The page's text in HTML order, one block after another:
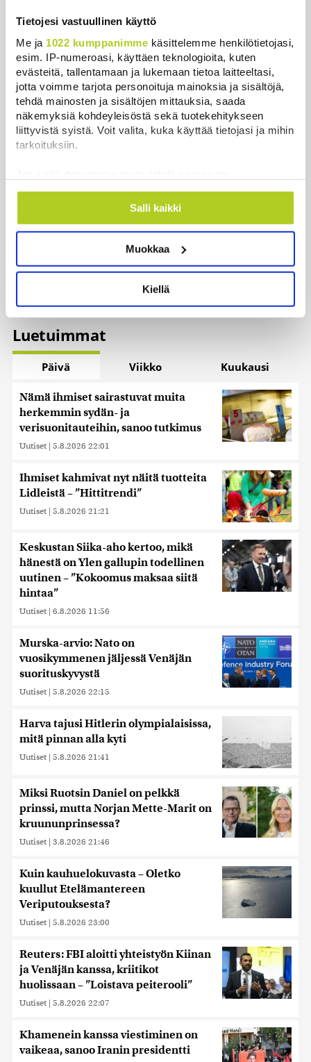
Tietojesi vastuullinen käyttö
Me ja 1022 kumppanimme käsittelemme henkilötietojasi,
esim. IP-numeroasi, käyttäen teknologioita, kuten
evästeitä, tallentamaan ja lukemaan tietoa laitteeltasi,
jotta voimme tarjota personoituja mainoksia ja sisältöjä,
tehdä mainosten ja sisältöjen mittauksia, saada
näkemyksiä kohdeyleisöstä sekä tuotekehitykseen
liittyvistä syistä. Voit valita, kuka käyttää tietojasi ja mihin
tarkoituksiin.
Kerätä tietoja maantieteellisestä sijainnistasi,
mahdollisesti muutaman metrin tarkkuudella
ominaispiirteitä aktiivisesti (sormenjäljen
Lue lisää siitä, miten henkilötietojasi käsitellään ja miten
suostumustasi tai peruuttaa sen milloin vain
evästeilmoituksessa.
Käytämme evästeitä tarjoamamme sisällön ja mainosten
räätälöimiseen, sosiaalisen median ominaisuuksien
tukemiseen ja kävijämäärämme analysoimiseen. Lisäksi
alan kumppaneillemme tietoja siitä, miten käytät
sivustoamme. Kumppanimme voivat yhdistää näitä
tietoja muihin tietoihin, joita olet antanut heille tai joita on
kerätty, kun olet käyttänyt heidän palvelujaan. Tietoja
Salli kaikki
Muokkaa
Kiellä
Aihetunnisteet
Huuhkajat jalkapallo jalkapallon EM-kisat
Keskusta
Urheilu
Viidesti viikossa kiinnostavimmista
sisällöistä koostettu uutispaketti
Luetuimmat
Päivä Viikko Kuukausi
Nämä ihmiset sairastuvat muita
herkemmin sydän- ja
verisuonitauteihin, sanoo tutkimus
Uutiset | 5.8.2026 22:01
Ihmiset kahmivat nyt näitä tuotteita
Lidleistä – ”Hittitrendi”
Uutiset | 5.8.2026 21:21
Keskustan Siika-aho kertoo, mikä
hänestä on Ylen gallupin todellinen
uutinen – ”Kokoomus maksaa siitä
hintaa”
Uutiset | 6.8.2026 11:56
Murska-arvio: Nato on
vuosikymmenen jäljessä Venäjän
suorituskyvystä
Uutiset | 5.8.2026 22:15
Harva tajusi Hitlerin olympialaisissa,
mitä pinnan alla kyti
Uutiset | 5.8.2026 21:41
Miksi Ruotsin Daniel on pelkkä
prinssi, mutta Norjan Mette-Marit on
kruununprinsessa?
Uutiset | 3.8.2026 21:46
Kuin kauhuelokuvasta – Oletko
kuullut Etelämantereen
Veriputouksesta?
Uutiset | 5.8.2026 23:00
Reuters: FBI aloitti yhteistyön Kiinan
ja Venäjän kanssa, kriitikot
huolissaan – ”Loistava peiterooli”
Uutiset | 5.8.2026 22:07
Khamenein kanssa viestiminen on
vaikeaa, sanoo Iranin presidentti